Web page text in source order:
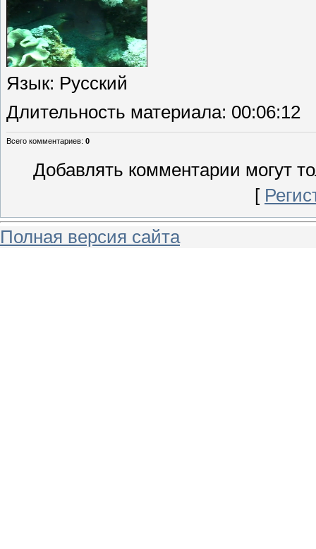
Язык: Русский
Длительность материала: 00:06:12
Всего комментариев: 0
Добавлять комментарии могут
[
Полная версия сайта